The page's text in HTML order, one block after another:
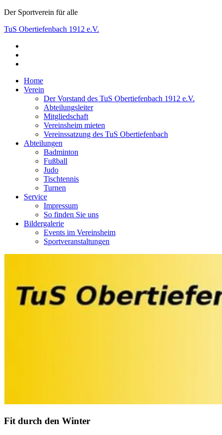
Skip
content
Der Sportverein für alle
TuS Obertiefenbach 1912 e.V.
Der Sportverein für alle
Home
Verein
Der Vorstand des TuS Obertiefenbach 1912 e.V.
Abteilungsleiter
Mitgliedschaft
Vereinsheim mieten
Vereinssatzung des TuS Obertiefenbach
Abteilungen
Badminton
Fußball
Judo
Tischtennis
Turnen
Service
Impressum
So finden Sie uns
Bildergalerie
Events im Vereinsheim
Sportveranstaltungen
Fit durch den Winter